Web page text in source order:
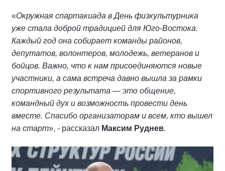
«Окружная спартакиада в День физкультурника
уже стала доброй традицией для Юго-Востока.
Каждый год она собирает команды районов,
депутатов, волонтеров, молодежь, ветеранов и
бойцов. Важно, что к нам присоединяются новые
участники, а сама встреча давно вышла за рамки
спортивного результата — это общение,
командный дух и возможность провести день
вместе. Спасибо организаторам и всем, кто вышел
на старт», - рассказал Максим Руднев.